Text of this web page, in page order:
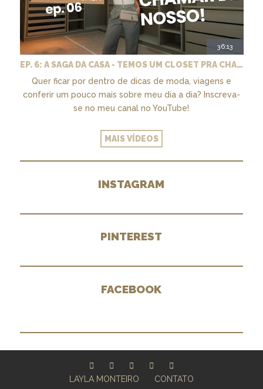
36:13
EP. 6: A SAGA DA CASA - TEMOS UM CLOSET PRA CHAMAR DE NOSSO + MARCENARIA E PAISAGISMO
Quer ficar por dentro de dicas de moda, viagens e
conferir um pouco mais sobre meu dia a dia? Inscreva-
se no meu canal no YouTube!
MAIS VÍDEOS
INSTAGRAM
PINTEREST
FACEBOOK
LAYLA MONTEIRO CONTATO